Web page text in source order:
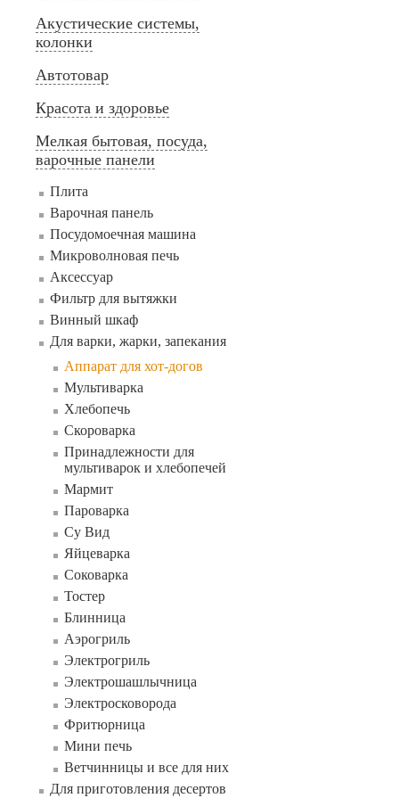
Акустические системы,
колонки
Автотовар
Красота и здоровье
Мелкая бытовая, посуда,
варочные панели
Плита
Варочная панель
Посудомоечная машина
Микроволновая печь
Аксессуар
Фильтр для вытяжки
Винный шкаф
Для варки, жарки, запекания
Аппарат для хот-догов
Мультиварка
Хлебопечь
Скороварка
Принадлежности для
мультиварок и хлебопечей
Мармит
Пароварка
Су Вид
Яйцеварка
Соковарка
Тостер
Блинница
Аэрогриль
Электрогриль
Электрошашлычница
Электросковорода
Фритюрница
Мини печь
Ветчинницы и все для них
Для приготовления десертов